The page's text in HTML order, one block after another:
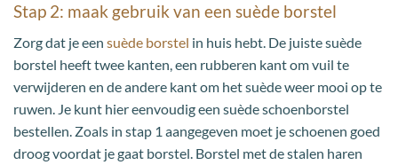
Stap 2: maak gebruik van een suède borstel
Zorg dat je een suède borstel in huis hebt. De juiste suède
borstel heeft twee kanten, een rubberen kant om vuil te
verwijderen en de andere kant om het suède weer mooi op te
ruwen. Je kunt hier eenvoudig een suède schoenborstel
bestellen. Zoals in stap 1 aangegeven moet je schoenen goed
droog voordat je gaat borstel. Borstel met de stalen haren